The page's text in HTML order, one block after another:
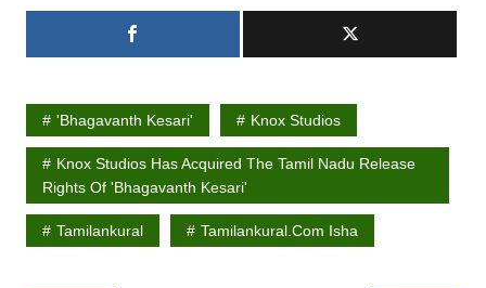
'Bhagavanth Kesari' Knox Studios
Knox Studios Has Acquired The Tamil Nadu Release
Rights Of 'Bhagavanth Kesari'
Tamilankural Tamilankural.com Isha